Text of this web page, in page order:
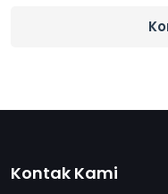
Kontak Kami